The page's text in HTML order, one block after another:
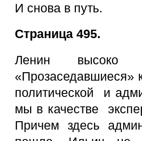
И снова в путь.
Страница 495.
Ленин высоко
«Прозаседавшиеся»
политической и
мы в качестве
Причем здесь